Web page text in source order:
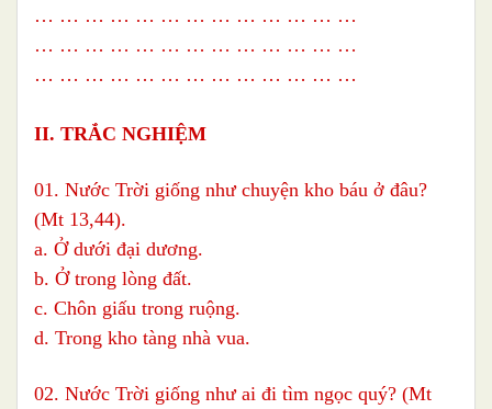
… … … … … … … … … … … … …
… … … … … … … … … … … … …
… … … … … … … … … … … … …
II. TRẮC NGHIỆM
01. Nước Trời giống như chuyện kho báu ở đâu?
(Mt 13,44).
a. Ở dưới đại dương.
b. Ở trong lòng đất.
c. Chôn giấu trong ruộng.
d. Trong kho tàng nhà vua.
02. Nước Trời giống như ai đi tìm ngọc quý? (Mt